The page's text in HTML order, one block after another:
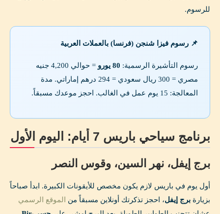
للرسوم.
📌 رسوم فيزا شنجن (فرنسا) بالعملات العربية
رسوم التأشيرة الرسمية: 80 يورو
= حوالي 4,200 جنيه
مصري = 300 ريال سعودي = 294 درهم إماراتي. مدة
المعالجة: 15 يوم عمل في الغالب. احجز موعدك مسبقاً.
برنامج سياحي باريس 7 أيام: اليوم الأول
برج إيفل، نهر السين، وقوس النصر
أول يوم في باريس لازم يكون مخصص للأيقونات الكبيرة. ابدأ صباحاً
بزيارة برج إيفل، احجز تذكرتك أونلاين مسبقاً من الموقع الرسمي